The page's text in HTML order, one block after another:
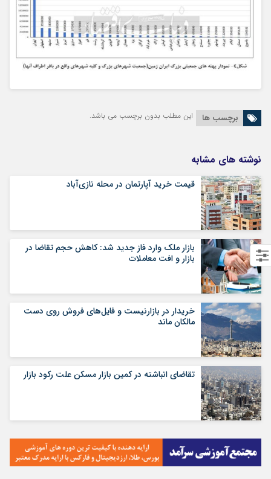
برچسب ها این مطلب بدون برچسب می باشد.
نوشته های مشابه
قیمت خرید آپارتمان در محله نازی‌آباد
بازار ملک وارد فاز جدید شد: کاهش حجم تقاضا در
بازار و افت معاملات
خریدار در بازارنیست و فایل‌های فروش روی دست
مالکان ماند
تقاضای انباشته در کمین بازار مسکن علت رکود بازار